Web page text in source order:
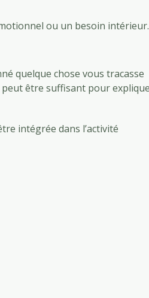
ou un besoin intérieur.
quelque chose vous tracasse
être suffisant pour
intégrée dans l’activité